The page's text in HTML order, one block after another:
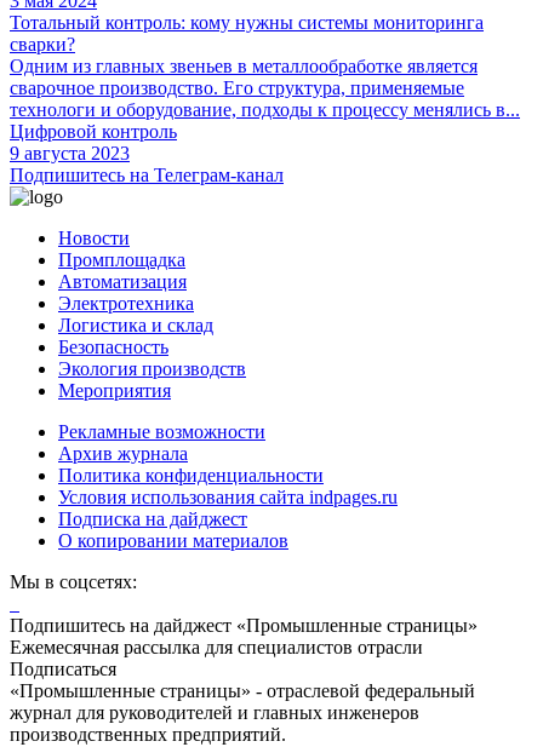
Тотальный контроль: кому нужны системы мониторинга
сварки?
Одним из главных звеньев в металлообработке является
сварочное производство. Его структура, применяемые
технологи и оборудование, подходы к процессу менялись в...
Цифровой контроль
9 августа 2023
Подпишитесь на Телеграм-канал
Новости
Промплощадка
Автоматизация
Электротехника
Логистика и склад
Безопасность
Экология производств
Мероприятия
Рекламные возможности
Архив журнала
Политика конфиденциальности
Условия использования сайта indpages.ru
Подписка на дайджест
О копировании материалов
Мы в соцсетях:
Подпишитесь на дайджест «Промышленные страницы»
Ежемесячная рассылка для специалистов отрасли
Подписаться
«Промышленные страницы» - отраслевой федеральный
журнал для руководителей и главных инженеров
производственных предприятий.